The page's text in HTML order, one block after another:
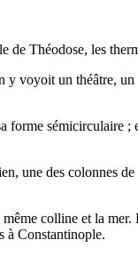
Théodose, les
voyoit un théâtre,
sémicirculaire ;
une des colonnes
colline et la
à Constantinople.